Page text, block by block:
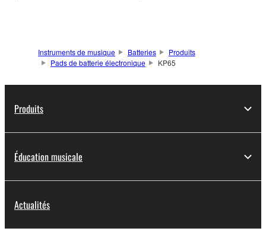
Instruments de musique Batteries
Produits
Pads de batterie électronique
KP65
Produits
Éducation musicale
Actualités